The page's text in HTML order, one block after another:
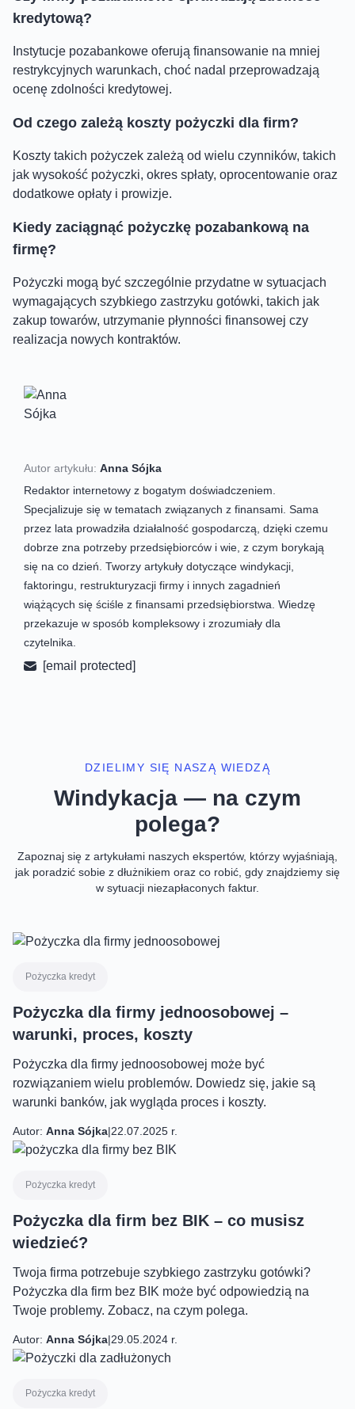
kredytową?
Instytucje pozabankowe oferują finansowanie na mniej
restrykcyjnych warunkach, choć nadal przeprowadzają
ocenę zdolności kredytowej.
Od czego zależą koszty pożyczki dla firm?
Koszty takich pożyczek zależą od wielu czynników, takich
jak wysokość pożyczki, okres spłaty, oprocentowanie oraz
dodatkowe opłaty i prowizje.
Kiedy zaciągnąć pożyczkę pozabankową na
firmę?
Pożyczki mogą być szczególnie przydatne w sytuacjach
wymagających szybkiego zastrzyku gotówki, takich jak
zakup towarów, utrzymanie płynności finansowej czy
realizacja nowych kontraktów.
Autor artykułu: Anna Sójka
Redaktor internetowy z bogatym doświadczeniem.
Specjalizuje się w tematach związanych z finansami. Sama
przez lata prowadziła działalność gospodarczą, dzięki czemu
dobrze zna potrzeby przedsiębiorców i wie, z czym borykają
się na co dzień. Tworzy artykuły dotyczące windykacji,
faktoringu, restrukturyzacji firmy i innych zagadnień
wiążących się ściśle z finansami przedsiębiorstwa. Wiedzę
przekazuje w sposób kompleksowy i zrozumiały dla
czytelnika.
[email protected]
DZIELIMY SIĘ NASZĄ WIEDZĄ
Windykacja — na czym
polega?
Zapoznaj się z artykułami naszych ekspertów, którzy wyjaśniają,
jak poradzić sobie z dłużnikiem oraz co robić, gdy znajdziemy się
w sytuacji niezapłaconych faktur.
Pożyczka kredyt
Pożyczka dla firmy jednoosobowej –
warunki, proces, koszty
Pożyczka dla firmy jednoosobowej może być
rozwiązaniem wielu problemów. Dowiedz się, jakie są
warunki banków, jak wygląda proces i koszty.
Autor: Anna Sójka|22.07.2025 r.
Pożyczka kredyt
Pożyczka dla firm bez BIK – co musisz
wiedzieć?
Twoja firma potrzebuje szybkiego zastrzyku gotówki?
Pożyczka dla firm bez BIK może być odpowiedzią na
Twoje problemy. Zobacz, na czym polega.
Autor: Anna Sójka|29.05.2024 r.
Pożyczka kredyt